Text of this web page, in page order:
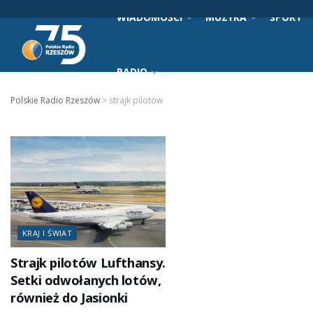
WIADOMOŚCI MUZYKA SPORT
RADIO
Polskie Radio Rzeszów > strajk pilotow
KRAJ I ŚWIAT
Strajk pilotów Lufthansy.
Setki odwołanych lotów,
również do Jasionki